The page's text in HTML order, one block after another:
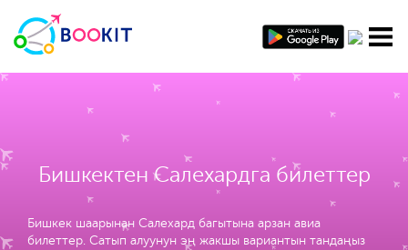
Бишкектен Салехардга билеттер
Бишкек шаарынан Салехард багытына арзан авиа
билеттер. Сатып алуунун эң жакшы вариантын тандаңыз